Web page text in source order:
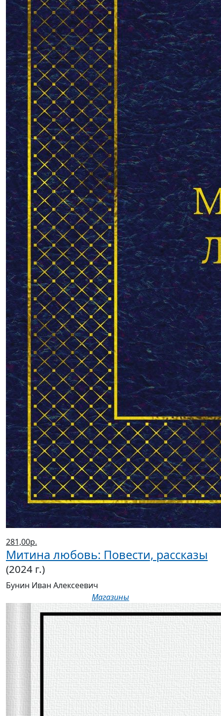
281,00р.
Митина любовь: Повести, рассказы
(2024 г.)
Бунин Иван Алексеевич
Магазины